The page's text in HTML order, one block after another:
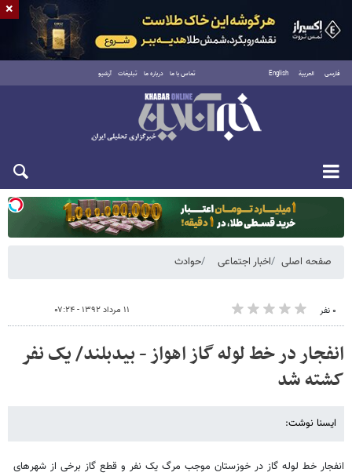
فارسی العربية English تماس با ما درباره ما تبلیغات آرشیو
یکشنبه ۱۸ مرداد ۱۴۰۵
صفحه اصلی اخبار اجتماعی حوادث
۰ نفر ۱۱ مرداد ۱۳۹۲ - ۰۷:۲۴
انفجار در خط لوله گاز اهواز - بیدبلند/ یک نفر
کشته شد
ایسنا نوشت:
انفجار خط لوله گاز در خوزستان موجب مرگ یک نفر و قطع گاز برخی از شهرهای
×